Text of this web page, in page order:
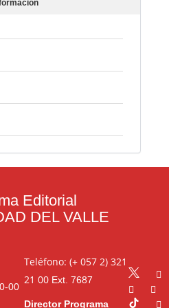
Editorial
DEL VALLE
00
Teléfono: (+ 057 2) 321
21 00Ext. 7687
Director Programa